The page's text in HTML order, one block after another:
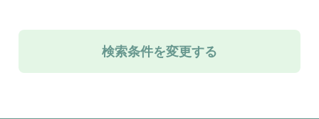
検索条件を変更する